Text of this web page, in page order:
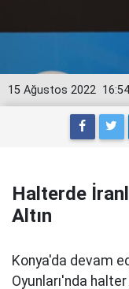
16:54
15 Ağustos 2022
Halterde
Altın
Konya'da devam
Oyunları'nda